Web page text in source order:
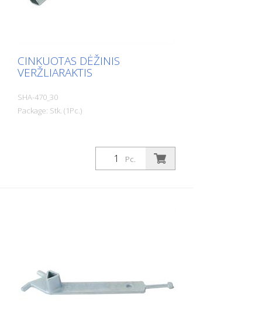
CINKUOTAS DĖŽINIS
VERŽLIARAKTIS
SHA-470_30
Package: Stk. (1Pc.)
Pc.